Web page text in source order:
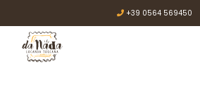
+39 0564 569450